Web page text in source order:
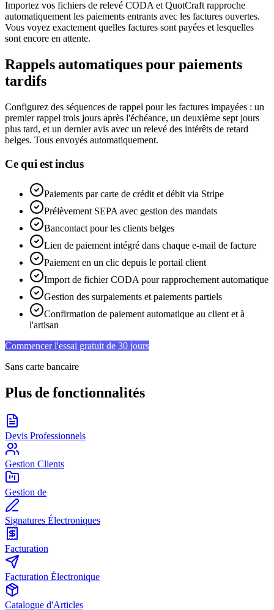
Importez vos fichiers de relevé CODA et QuotCraft rapproche
automatiquement les paiements entrants avec les factures ouvertes.
Vous voyez exactement quelles factures sont payées et lesquelles
sont encore en attente.
Rappels automatiques pour paiements
tardifs
Configurez des séquences de rappel pour les factures impayées : un
premier rappel trois jours après l'échéance, un deuxième sept jours
plus tard, et un dernier avis avec un relevé des intérêts de retard
belges. Tous envoyés automatiquement.
Ce qui est inclus
Paiements par carte de crédit et débit via Stripe
Prélèvement SEPA avec gestion des mandats
Bancontact pour les clients belges
Lien de paiement intégré dans chaque e-mail de facture
Paiement en un clic depuis le portail client
Import de fichier CODA pour rapprochement automatique
Gestion des surpaiements et paiements partiels
Confirmation de paiement automatique au client et à
l'artisan
Commencer l'essai gratuit de 30 jours
Sans carte bancaire
Plus de fonctionnalités
Devis Professionnels
Gestion Clients
Gestion de
Signatures Électroniques
Facturation
Facturation Électronique
Catalogue d'Articles